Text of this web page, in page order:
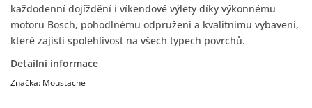
každodenní dojíždění i víkendové výlety díky výkonnému
motoru Bosch, pohodlnému odpružení a kvalitnímu vybavení,
které zajistí spolehlivost na všech typech povrchů.
Detailní informace
Značka: Moustache